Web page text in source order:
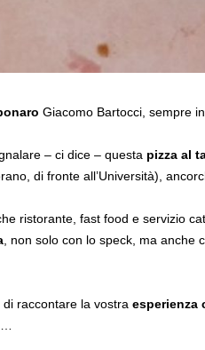
Giacomo Bartocci, sempre
– ci dice – questa pizza al
di fronte all’Università),
ristorante, fast food e servizio
, non solo con lo speck, ma anche
raccontare la vostra esperienza